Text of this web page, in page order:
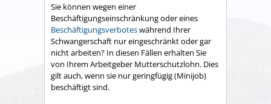
Sie können wegen einer
Beschäftigungseinschränkung oder eines
Beschäftigungsverboteswährend Ihrer
Schwangerschaft nur eingeschränkt oder gar
nicht arbeiten? In diesen Fällen erhalten Sie
von Ihrem Arbeitgeber Mutterschutzlohn. Dies
gilt auch, wenn sie nur geringfügig (Minijob)
beschäftigt sind.